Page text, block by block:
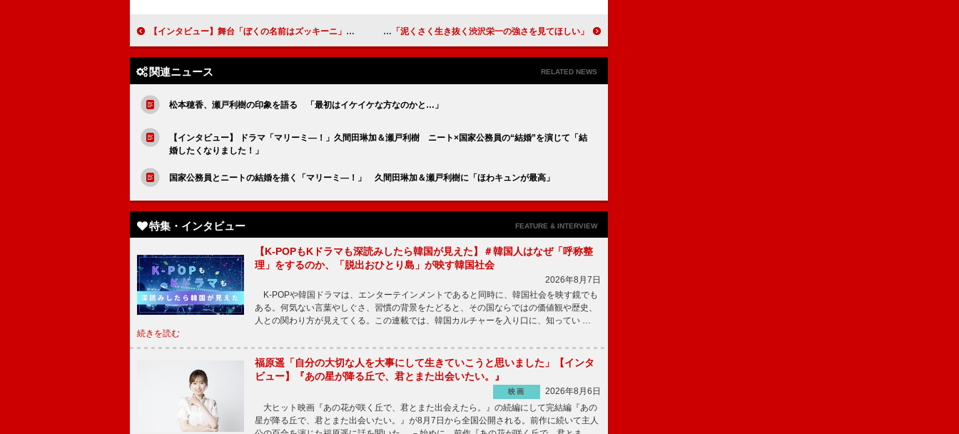
【インタビュー】舞台「ぼくの名前はズッキーニ」川島海荷 デビュー15年を迎え「お芝居がより好きになった」 「泥くさく生き抜く渋沢栄一の強さを見てほしい」吉沢亮（渋沢栄一）【「青天を衝け」インタビュー】
関連ニュース RELATED NEWS
松本穂香、瀬戸利樹の印象を語る 「最初はイケイケな方なのかと…」
【インタビュー】 ドラマ「マリーミ―！」久間田琳加＆瀬戸利樹 ニート×国家公務員の“結婚”を演じて「結
婚したくなりました！」
国家公務員とニートの結婚を描く「マリーミ―！」 久間田琳加＆瀬戸利樹に「ほわキュンが最高」
特集・インタビュー FEATURE & INTERVIEW
【K-POPもKドラマも深読みしたら韓国が見えた】＃韓国人はなぜ「呼称整
理」をするのか、「脱出おひとり島」が映す韓国社会
2026年8月7日
K-POPや韓国ドラマは、エンターテインメントであると同時に、韓国社会を映す鏡でも
ある。何気ない言葉やしぐさ、習慣の背景をたどると、その国ならではの価値観や歴史、
人との関わり方が見えてくる。この連載では、韓国カルチャーを入り口に、知ってい …
続きを読む
福原遥「自分の大切な人を大事にして生きていこうと思いました」【インタ
ビュー】『あの星が降る丘で、君とまた出会いたい。』
映画
2026年8月6日
大ヒット映画『あの花が咲く丘で、君とまた出会えたら。』の続編にして完結編『あの
星が降る丘で、君とまた出会いたい。』が8月7日から全国公開される。前作に続いて主人